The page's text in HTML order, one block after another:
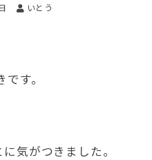
いとう
す。
気がつきました。